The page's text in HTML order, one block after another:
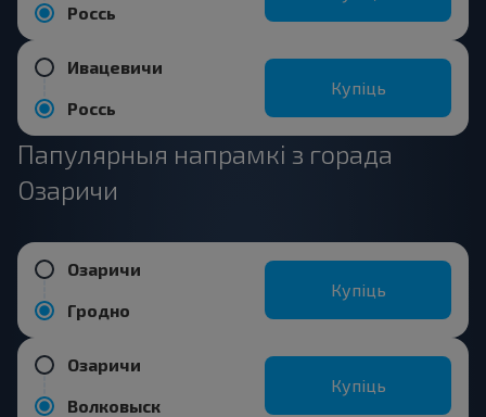
Россь
Ивацевичи
Россь
Купіць
Папулярныя напрамкі з горада
Озаричи
Озаричи
Гродно
Купіць
Озаричи
Волковыск
Купіць